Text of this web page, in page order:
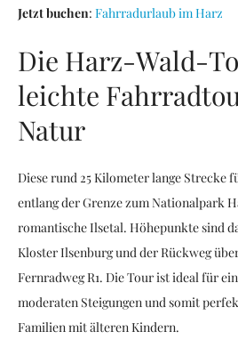
Jetzt buchen: Fahrradurlaub im Harz
Die Harz-Wald-
leichte
Natur
Diese rund 25 Kilometer lange Strecke
entlang der Grenze zum Nationalpark
romantische Ilsetal. Höhepunkte sind
Kloster Ilsenburg und der Rückweg
Fernradweg R1. Die Tour ist ideal für
moderaten Steigungen und somit
Familien mit älteren Kindern.